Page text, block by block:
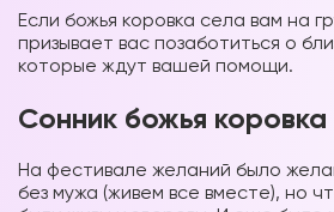
Если божья коровка села вам на
призывает вас позаботиться о
которые ждут вашей помощи.
Сонник божья
На фестивале желаний было
без мужа (живем все вместе), но